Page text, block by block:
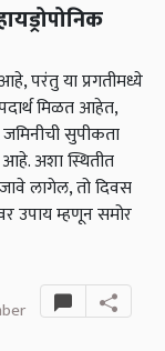
परंतु या प्रगतीमध्ये
मिळत आहेत,
सुपीकता
अशा स्थितीत
लागेल, तो दिवस
उपाय म्हणून समोर